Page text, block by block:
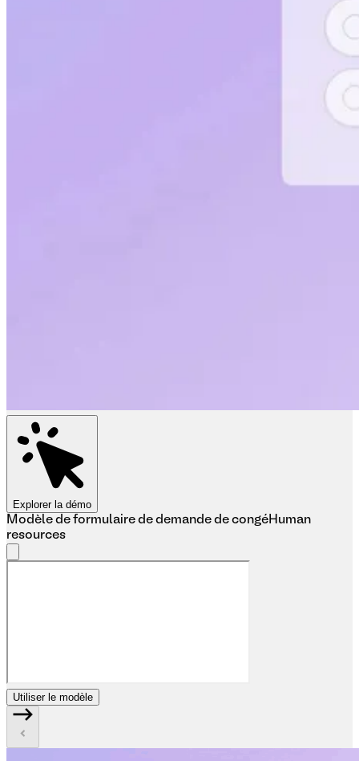
Explorer la démo
Modèle de formulaire de demande de congé Human
resources
Utiliser le modèle